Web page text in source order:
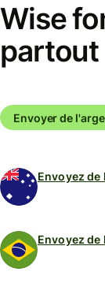
Wise
partout
Envoyer de
Envoyez
Envoyez de